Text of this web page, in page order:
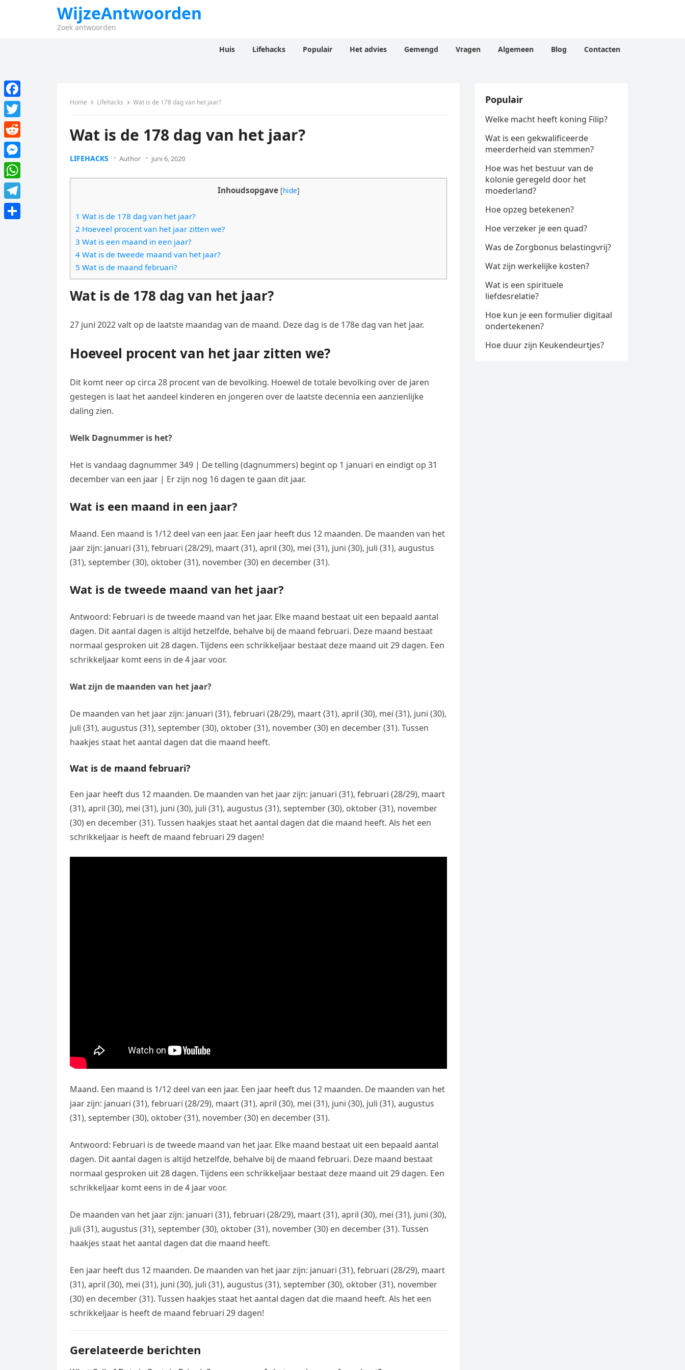
WijzeAntwoorden
Zoek antwoorden
Huis Lifehacks Populair Het advies Gemengd Vragen Algemeen Blog Contacten
Home Lifehacks Wat is de 178 dag van het jaar?
Wat is de 178 dag van het jaar?
LIFEHACKS Author juni 6, 2020
Inhoudsopgave [hide]
1 Wat is de 178 dag van het jaar?
2 Hoeveel procent van het jaar zitten we?
3 Wat is een maand in een jaar?
4 Wat is de tweede maand van het jaar?
5 Wat is de maand februari?
Wat is de 178 dag van het jaar?
27 juni 2022 valt op de laatste maandag van de maand. Deze dag is de 178e dag van het jaar.
Hoeveel procent van het jaar zitten we?
Dit komt neer op circa 28 procent van de bevolking. Hoewel de totale bevolking over de jaren
gestegen is laat het aandeel kinderen en jongeren over de laatste decennia een aanzienlijke
daling zien.
Welk Dagnummer is het?
Het is vandaag dagnummer 349 | De telling (dagnummers) begint op 1 januari en eindigt op 31
december van een jaar | Er zijn nog 16 dagen te gaan dit jaar.
Wat is een maand in een jaar?
Maand. Een maand is 1/12 deel van een jaar. Een jaar heeft dus 12 maanden. De maanden van het
jaar zijn: januari (31), februari (28/29), maart (31), april (30), mei (31), juni (30), juli (31), augustus
(31), september (30), oktober (31), november (30) en december (31).
Wat is de tweede maand van het jaar?
Antwoord: Februari is de tweede maand van het jaar. Elke maand bestaat uit een bepaald aantal
dagen. Dit aantal dagen is altijd hetzelfde, behalve bij de maand februari. Deze maand bestaat
normaal gesproken uit 28 dagen. Tijdens een schrikkeljaar bestaat deze maand uit 29 dagen. Een
schrikkeljaar komt eens in de 4 jaar voor.
Wat zijn de maanden van het jaar?
De maanden van het jaar zijn: januari (31), februari (28/29), maart (31), april (30), mei (31), juni (30),
juli (31), augustus (31), september (30), oktober (31), november (30) en december (31). Tussen
haakjes staat het aantal dagen dat die maand heeft.
Wat is de maand februari?
Een jaar heeft dus 12 maanden. De maanden van het jaar zijn: januari (31), februari (28/29), maart
(31), april (30), mei (31), juni (30), juli (31), augustus (31), september (30), oktober (31), november
(30) en december (31). Tussen haakjes staat het aantal dagen dat die maand heeft. Als het een
schrikkeljaar is heeft de maand februari 29 dagen!
Maand. Een maand is 1/12 deel van een jaar. Een jaar heeft dus 12 maanden. De maanden van het
jaar zijn: januari (31), februari (28/29), maart (31), april (30), mei (31), juni (30), juli (31), augustus
(31), september (30), oktober (31), november (30) en december (31).
Antwoord: Februari is de tweede maand van het jaar. Elke maand bestaat uit een bepaald aantal
dagen. Dit aantal dagen is altijd hetzelfde, behalve bij de maand februari. Deze maand bestaat
normaal gesproken uit 28 dagen. Tijdens een schrikkeljaar bestaat deze maand uit 29 dagen. Een
schrikkeljaar komt eens in de 4 jaar voor.
De maanden van het jaar zijn: januari (31), februari (28/29), maart (31), april (30), mei (31), juni (30),
juli (31), augustus (31), september (30), oktober (31), november (30) en december (31). Tussen
haakjes staat het aantal dagen dat die maand heeft.
Een jaar heeft dus 12 maanden. De maanden van het jaar zijn: januari (31), februari (28/29), maart
(31), april (30), mei (31), juni (30), juli (31), augustus (31), september (30), oktober (31), november
(30) en december (31). Tussen haakjes staat het aantal dagen dat die maand heeft. Als het een
schrikkeljaar is heeft de maand februari 29 dagen!
Gerelateerde berichten
Populair
Welke macht heeft koning Filip?
Wat is een gekwalificeerde
meerderheid van stemmen?
Hoe was het bestuur van de
kolonie geregeld door het
moederland?
Hoe opzeg betekenen?
Hoe verzeker je een quad?
Was de Zorgbonus belastingvrij?
Wat zijn werkelijke kosten?
Wat is een spirituele
liefdesrelatie?
Hoe kun je een formulier digitaal
ondertekenen?
Hoe duur zijn Keukendeurtjes?
F
a
c
e
b
o
o
k
T
w
i
t
t
e
R
e
d
d
M
e
s
s
W
h
a
T